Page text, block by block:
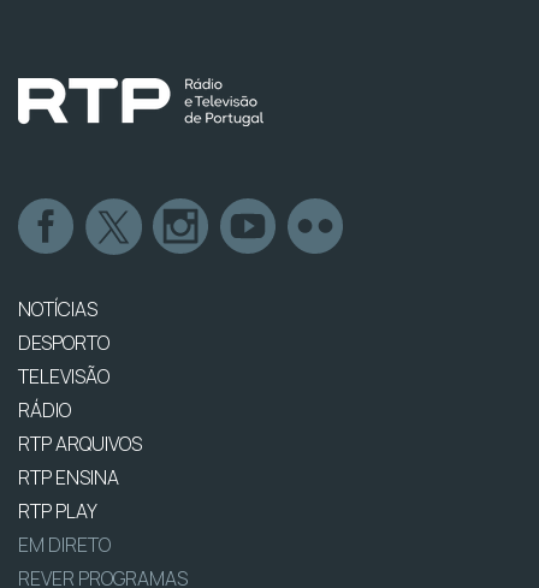
NOTÍCIAS
DESPORTO
TELEVISÃO
RÁDIO
RTP ARQUIVOS
RTP ENSINA
RTP PLAY
EM DIRETO
REVER PROGRAMAS